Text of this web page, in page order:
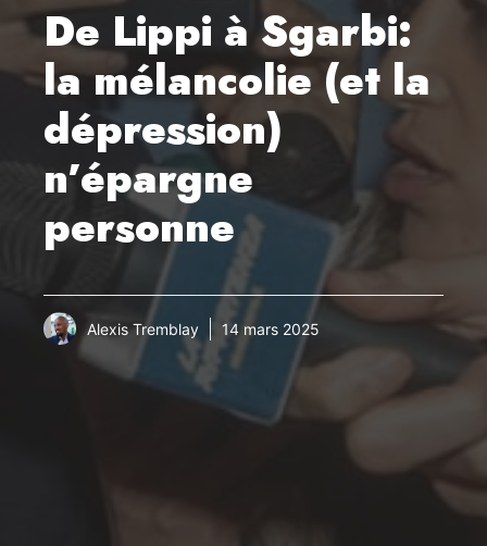
De Lippi à Sgarbi:
la mélancolie (et la
dépression)
n’épargne
personne
Alexis Tremblay 14 mars 2025